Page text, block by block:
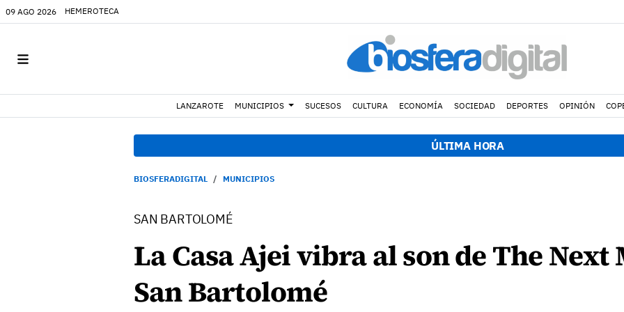
09 AGO 2026 HEMEROTECA
LANZAROTE MUNICIPIOS SUCESOS CULTURA ECONOMÍA SOCIEDAD DEPORTES OPINIÓN
ÚLTIMA HORA
BIOSFERADIGITAL MUNICIPIOS
SAN BARTOLOMÉ
La Casa Ajei vibra al son de The Next
San Bartolomé